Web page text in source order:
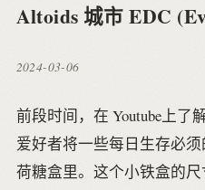
Altoids 城市 EDC
2024-03-06
前段时间，在 Youtube上了
爱好者将一些每日生存必
荷糖盒里。这个小铁盒的